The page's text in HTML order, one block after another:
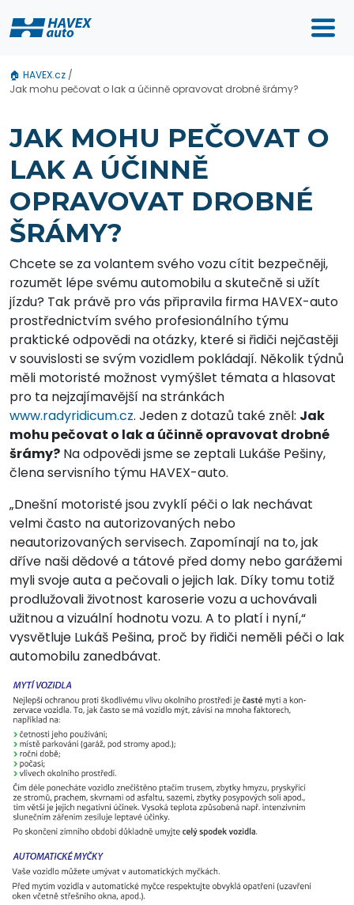
🏠 HAVEX.cz /
Jak mohu pečovat o lak a účinně opravovat drobné šrámy?
JAK MOHU PEČOVAT O
LAK A ÚČINNĚ
OPRAVOVAT DROBNÉ
ŠRÁMY?
Chcete se za volantem svého vozu cítit bezpečněji,
rozumět lépe svému automobilu a skutečně si užít
jízdu? Tak právě pro vás připravila firma HAVEX-auto
prostřednictvím svého profesionálního týmu
praktické odpovědi na otázky, které si řidiči nejčastěji
v souvislosti se svým vozidlem pokládají. Několik týdnů
měli motoristé možnost vymýšlet témata a hlasovat
pro ta nejzajímavější na stránkách
www.radyridicum.cz. Jeden z dotazů také zněl: Jak
mohu pečovat o lak a účinně opravovat drobné
šrámy? Na odpovědi jsme se zeptali Lukáše Pešiny,
člena servisního týmu HAVEX-auto.
„Dnešní motoristé jsou zvyklí péči o lak nechávat
velmi často na autorizovaných nebo
neautorizovaných servisech. Zapomínají na to, jak
dříve naši dědové a tátové před domy nebo garážemi
myli svoje auta a pečovali o jejich lak. Díky tomu totiž
prodlužovali životnost karoserie vozu a uchovávali
užitnou a vizuální hodnotu vozu. A to platí i nyní,“
vysvětluje Lukáš Pešina, proč by řidiči neměli péči o lak
automobilu zanedbávat.